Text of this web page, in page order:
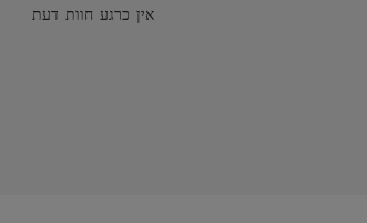
אין כרגע חוות דעת